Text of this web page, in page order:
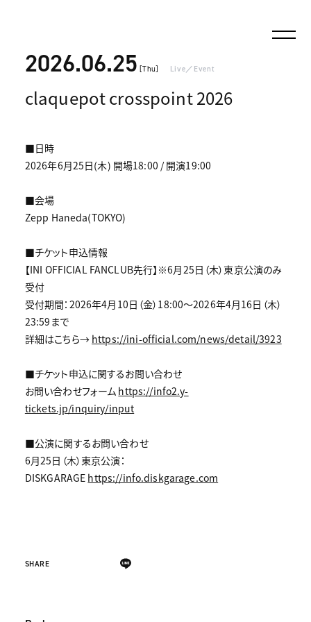
2026.06.25 [Thu] Live／Event
claquepot crosspoint 2026
■日時
2026年6月25日(木) 開場18:00 / 開演19:00
■会場
Zepp Haneda(TOKYO)
■チケット申込情報
【INI OFFICIAL FANCLUB先行】※6月25日（木）東京公演のみ
受付
受付期間：2026年4月10日（金）18:00～2026年4月16日（木）
23:59まで
詳細はこちら→ https://ini-official.com/news/detail/3923
■チケット申込に関するお問い合わせ
お問い合わせフォーム https://info2.y-
tickets.jp/inquiry/input
■公演に関するお問い合わせ
6月25日（木）東京公演：
DISKGARAGE https://info.diskgarage.com
SHARE